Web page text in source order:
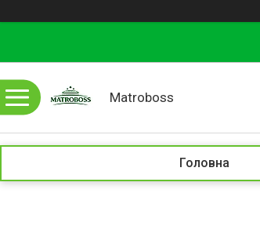
Matroboss
Головна